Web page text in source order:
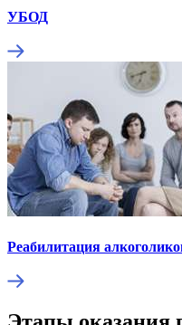
УБОД
Реабилитация